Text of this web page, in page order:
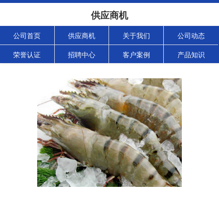
供应商机
公司首页 供应商机 关于我们 公司动态
荣誉认证 招聘中心 客户案例 产品知识